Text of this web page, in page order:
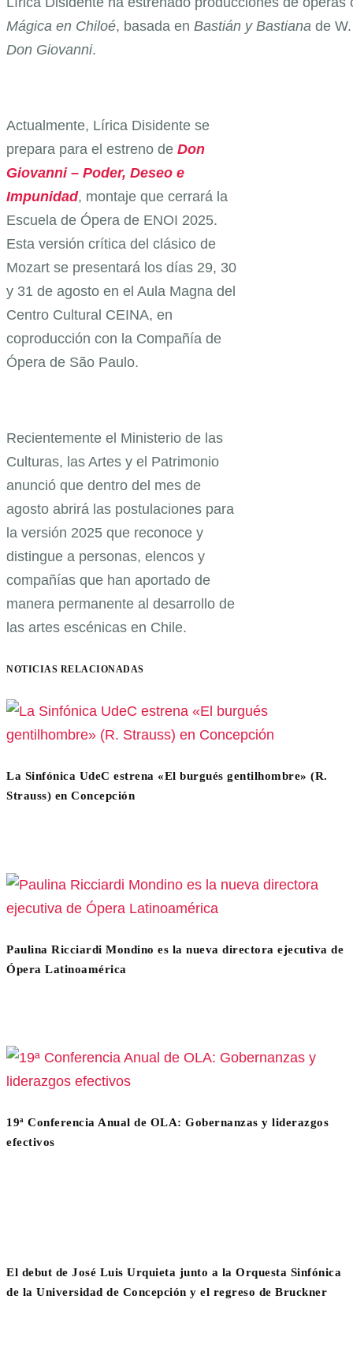
Mágica en Chiloé, basada en Bastián y Bastiana de
Don Giovanni.
Actualmente, Lírica Disidente se
prepara para el estreno de Don
Giovanni – Poder, Deseo e
Impunidad, montaje que cerrará la
Escuela de Ópera de ENOI 2025.
Esta versión crítica del clásico de
Mozart se presentará los días 29, 30
y 31 de agosto en el Aula Magna del
Centro Cultural CEINA, en
coproducción con la Compañía de
Ópera de São Paulo.
Recientemente el Ministerio de las
Culturas, las Artes y el Patrimonio
anunció que dentro del mes de
agosto abrirá las postulaciones para
la versión 2025 que reconoce y
distingue a personas, elencos y
compañías que han aportado de
manera permanente al desarrollo de
las artes escénicas en Chile.
NOTICIAS RELACIONADAS
La Sinfónica UdeC estrena «El burgués gentilhombre» (R.
Strauss) en Concepción
Paulina Ricciardi Mondino es la nueva directora ejecutiva de
Ópera Latinoamérica
19ª Conferencia Anual de OLA: Gobernanzas y liderazgos
efectivos
El debut de José Luis Urquieta junto a la Orquesta Sinfónica
de la Universidad de Concepción y el regreso de Bruckner